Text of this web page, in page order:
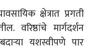
क्षेत्रात प्रगती
वरिष्ठांचे मार्गदर्शन
यशस्वीपणे पार